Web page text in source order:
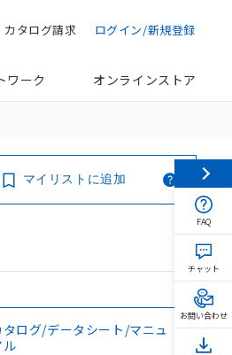
ログイン/新規登録
カタログ請求
ワーク オンラインストア
マイリストに追加
タログ/データシート/マニュ
ル
FAQ
チャット
お問い合わせ